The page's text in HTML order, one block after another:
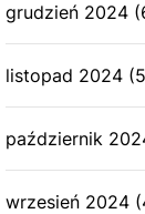
grudzień 2024
listopad 2024
październik
wrzesień 2024